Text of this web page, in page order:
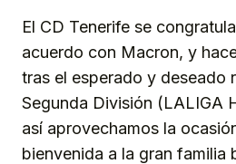
El CD Tenerife se
acuerdo con Macron, y
tras el esperado y deseado
Segunda División (LALIGA
así aprovechamos la
bienvenida a la gran familia